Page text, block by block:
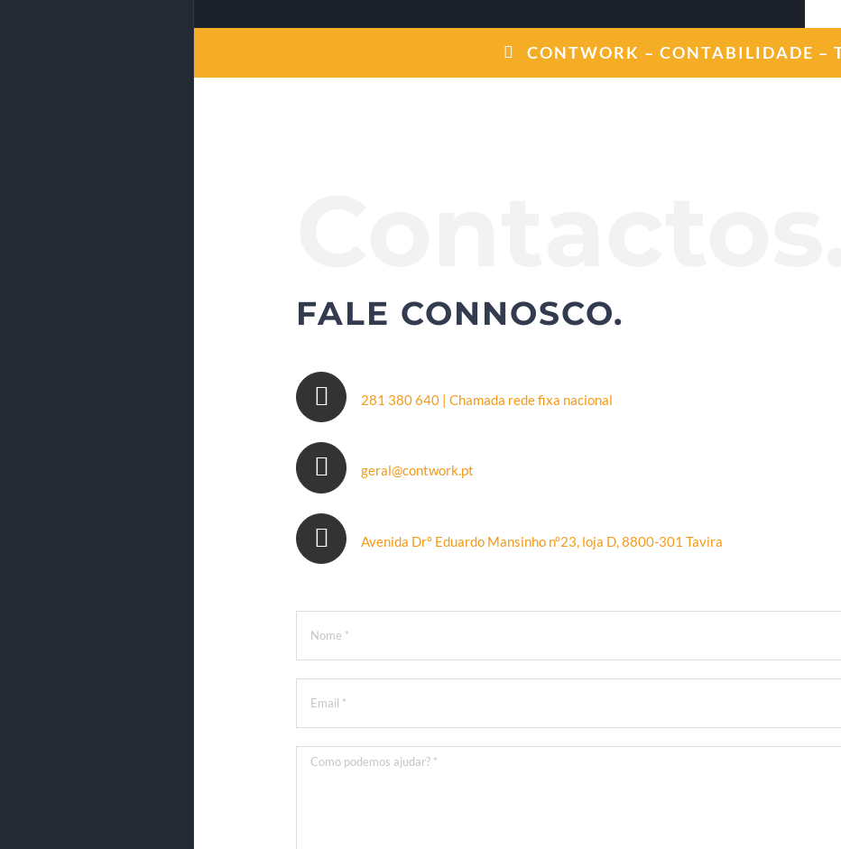
CONTWORK – CONTABILIDADE –
FALE CONNOSCO.
281 380 640 | Chamada rede fixa nacional
geral@contwork.pt
Avenida Drº Eduardo Mansinho nº23, loja D, 8800-301 Tavira